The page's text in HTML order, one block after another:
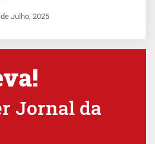
Julho, 2025
Jornal da